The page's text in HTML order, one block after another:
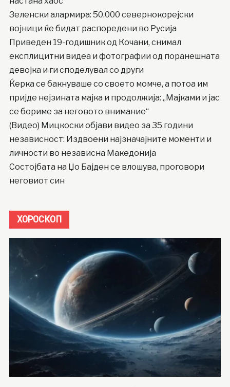
Зеленски алармира: 50.000 севернокорејски
војници ќе бидат распоредени во Русија
Приведен 19-годишник од Кочани, снимал
експлицитни видеа и фотографии од поранешната
девојка и ги споделувал со други
Ќерка се бакнуваше со своето момче, а потоа им
пријде нејзината мајка и продолжија: „Мајками и јас
се бориме за неговото внимание“
(Видео) Мицкоски објави видео за 35 години
независност: Издвоени најзначајните моменти и
личности во независна Македонија
Состојбата на Џо Бајден се влошува, проговори
неговиот син
ХОРОСКОП